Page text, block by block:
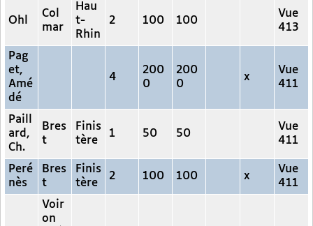
Ohl
Col
mar
Hau
t-
Rhin
2 100 100
Vue
413
Pag
et,
Amé
dé
4
200
0
200
0
x
Vue
411
Paill
ard,
Ch.
Bres
t
Finis
tère
1 50 50
Vue
411
Peré
nès
Bres
t
Finis
tère
2 100 100 x
Vue
411
Voir
on